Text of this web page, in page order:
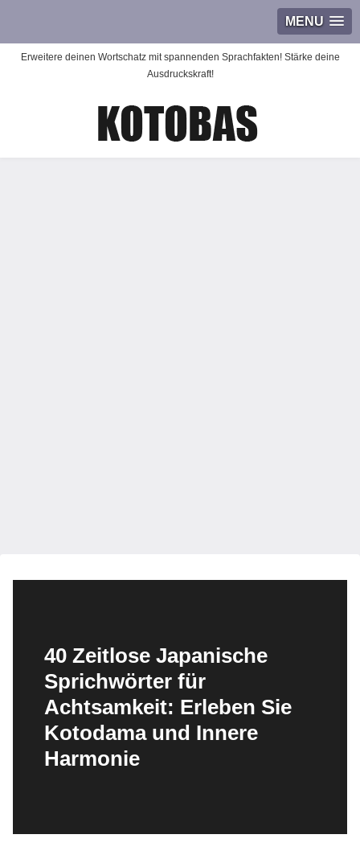
MENU
Erweitere deinen Wortschatz mit spannenden Sprachfakten! Stärke deine
Ausdruckskraft!
40 Zeitlose Japanische
Sprichwörter für
Achtsamkeit: Erleben Sie
Kotodama und Innere
Harmonie